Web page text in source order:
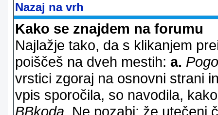
Nazaj na vrh
Kako se znajdem na forumu
Najlažje tako, da s klikanjem
poiščeš na dveh mestih: a.
vrstici zgoraj na osnovni strani
vpis sporočila, so navodila,
BBkoda. Ne pozabi: že utečeni